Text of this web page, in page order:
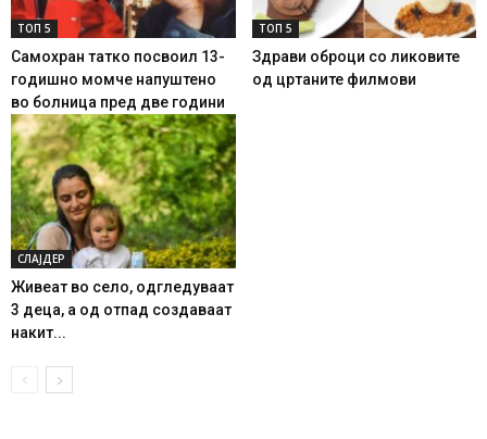
ТОП 5
Самохран татко посвоил 13-
годишно момче напуштено
во болница пред две години
ТОП 5
Здрави оброци со ликовите
од цртаните филмови
СЛАЈДЕР
Живеат во село, одгледуваат
3 деца, а од отпад создаваат
накит...